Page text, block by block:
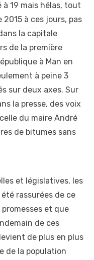
19 mais hélas, tout
2015 à ces jours, pas
la capitale
de la première
à Man en
à peine 3
sur deux axes. Sur
la presse, des voix
du maire André
de bitumes sans
et législatives, les
rassurées de ce
et que
de ces
de plus en plus
de la population